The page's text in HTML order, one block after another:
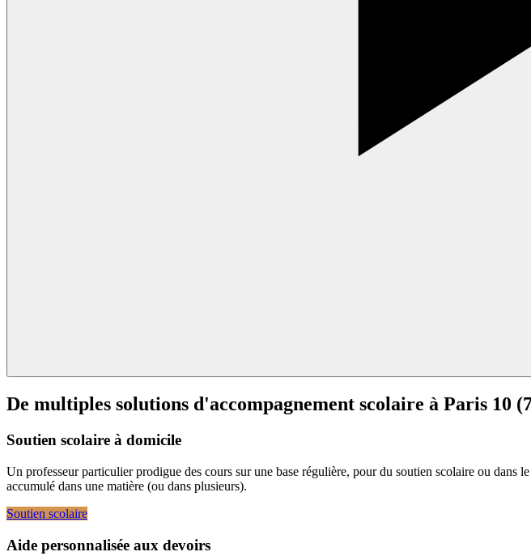
De multiples solutions d'accompagnement scolaire à Paris 10
Soutien scolaire à domicile
Un professeur particulier prodigue des cours sur une base régulière, pour du soutien scolaire ou dans
accumulé dans une matière (ou dans plusieurs).
Soutien scolaire
Aide personnalisée aux devoirs